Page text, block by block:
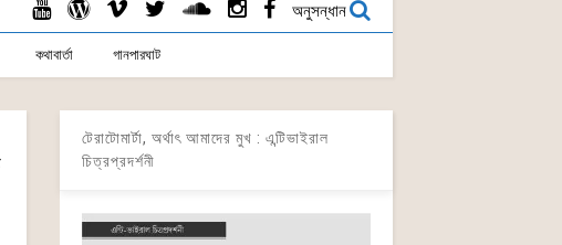
অনুসন্ধান
কথাবার্তা গানপারঘাট
টেরাটোমার্টা, অর্থাৎ আমাদের মুখ : এন্টিভাইরাল
চিত্রপ্রদর্শনী